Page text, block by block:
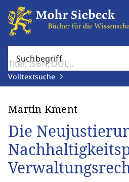
Suchbegriff
Volltextsuche
Martin Kment
Die